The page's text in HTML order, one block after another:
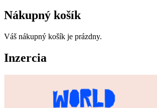
Nákupný košík
Váš nákupný košík je prázdny.
Inzercia